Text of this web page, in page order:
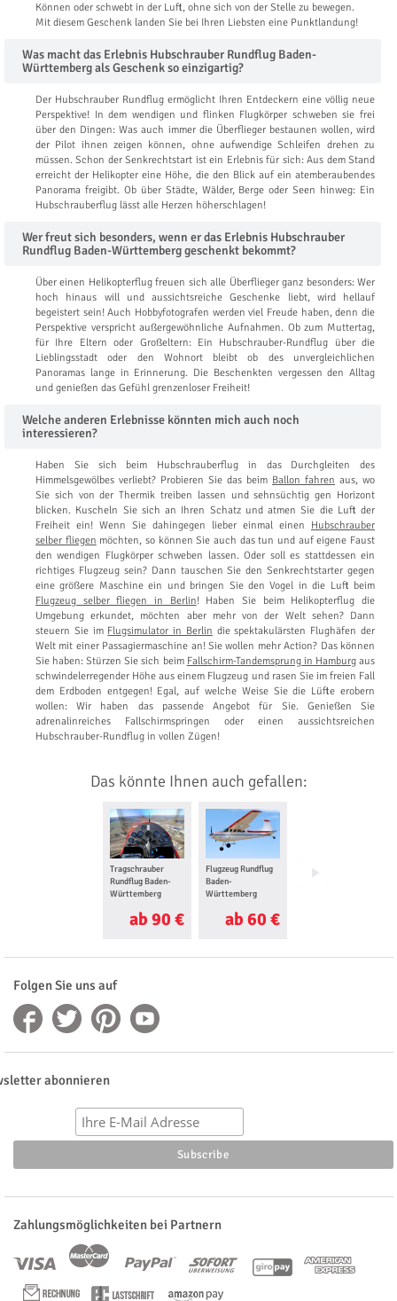
Können oder schwebt in der Luft, ohne sich von der Stelle zu bewegen.
Mit diesem Geschenk landen Sie bei Ihren Liebsten eine Punktlandung!
Was macht das Erlebnis Hubschrauber Rundflug Baden-
Württemberg als Geschenk so einzigartig?
Der Hubschrauber Rundflug ermöglicht Ihren Entdeckern eine völlig neue
Perspektive! In dem wendigen und flinken Flugkörper schweben sie frei
über den Dingen: Was auch immer die Überflieger bestaunen wollen, wird
der Pilot ihnen zeigen können, ohne aufwendige Schleifen drehen zu
müssen. Schon der Senkrechtstart ist ein Erlebnis für sich: Aus dem Stand
erreicht der Helikopter eine Höhe, die den Blick auf ein atemberaubendes
Panorama freigibt. Ob über Städte, Wälder, Berge oder Seen hinweg: Ein
Hubschrauberflug lässt alle Herzen höherschlagen!
Wer freut sich besonders, wenn er das Erlebnis Hubschrauber
Rundflug Baden-Württemberg geschenkt bekommt?
Über einen Helikopterflug freuen sich alle Überflieger ganz besonders: Wer
hoch hinaus will und aussichtsreiche Geschenke liebt, wird hellauf
begeistert sein! Auch Hobbyfotografen werden viel Freude haben, denn die
Perspektive verspricht außergewöhnliche Aufnahmen. Ob zum Muttertag,
für Ihre Eltern oder Großeltern: Ein Hubschrauber-Rundflug über die
Lieblingsstadt oder den Wohnort bleibt ob des unvergleichlichen
Panoramas lange in Erinnerung. Die Beschenkten vergessen den Alltag
und genießen das Gefühl grenzenloser Freiheit!
Welche anderen Erlebnisse könnten mich auch noch
interessieren?
Haben Sie sich beim Hubschrauberflug in das Durchgleiten des
Himmelsgewölbes verliebt? Probieren Sie das beim Ballon fahren aus, wo
Sie sich von der Thermik treiben lassen und sehnsüchtig gen Horizont
blicken. Kuscheln Sie sich an Ihren Schatz und atmen Sie die Luft der
Freiheit ein! Wenn Sie dahingegen lieber einmal einen Hubschrauber
selber fliegen möchten, so können Sie auch das tun und auf eigene Faust
den wendigen Flugkörper schweben lassen. Oder soll es stattdessen ein
richtiges Flugzeug sein? Dann tauschen Sie den Senkrechtstarter gegen
eine größere Maschine ein und bringen Sie den Vogel in die Luft beim
Flugzeug selber fliegen in Berlin! Haben Sie beim Helikopterflug die
Umgebung erkundet, möchten aber mehr von der Welt sehen? Dann
steuern Sie im Flugsimulator in Berlin die spektakulärsten Flughäfen der
Welt mit einer Passagiermaschine an! Sie wollen mehr Action? Das können
Sie haben: Stürzen Sie sich beim Fallschirm-Tandemsprung in Hamburgaus
schwindelerregender Höhe aus einem Flugzeug und rasen Sie im freien Fall
dem Erdboden entgegen! Egal, auf welche Weise Sie die Lüfte erobern
wollen: Wir haben das passende Angebot für Sie. Genießen Sie
adrenalinreiches Fallschirmspringen oder einen aussichtsreichen
Hubschrauber-Rundflug in vollen Zügen!
Das könnte Ihnen auch gefallen:
Tragschrauber
Rundflug Baden-
Württemberg
ab 90 €
Flugzeug Rundflug
Baden-
Württemberg
ab 60 €
Ballon fahren
Folgen Sie uns auf
abonnieren
Zahlungsmöglichkeiten bei Partnern